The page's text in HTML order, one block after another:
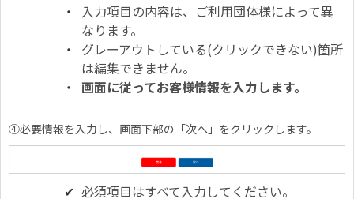
入力項目の内容は、ご利用団体様によって異
なります。
グレーアウトしている(クリックできない)箇所
は編集できません。
画面に従ってお客様情報を入力します。
④必要情報を入力し、画面下部の「次へ」をクリックします。
必須項目はすべて入力してください。